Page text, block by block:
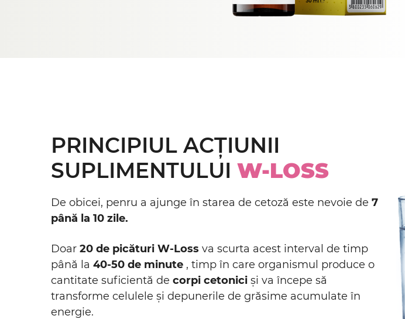
PRINCIPIUL ACȚIUNII
SUPLIMENTULUI W-LOSS
De obicei, penru a ajunge în starea de cetoză este nevoie de 7
până la 10 zile.
Doar 20 de picături W-Loss va scurta acest interval de timp
până la 40-50 de minute , timp în care organismul produce o
cantitate suficientă de corpi cetonici și va începe să
transforme celulele și depunerile de grăsime acumulate în
energie.